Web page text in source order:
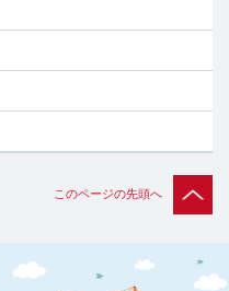
このページの先頭へ